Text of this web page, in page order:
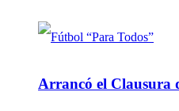
Arrancó el Clausura